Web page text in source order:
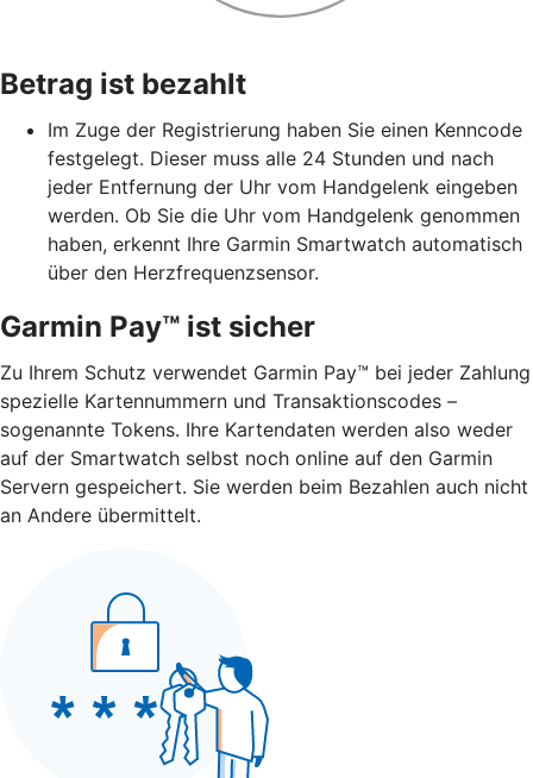
Betrag ist bezahlt
Im Zuge der Registrierung haben Sie einen Kenncode
festgelegt. Dieser muss alle 24 Stunden und nach
jeder Entfernung der Uhr vom Handgelenk eingeben
werden. Ob Sie die Uhr vom Handgelenk genommen
haben, erkennt Ihre Garmin Smartwatch automatisch
über den Herzfrequenzsensor.
Garmin Pay™ ist sicher
Zu Ihrem Schutz verwendet Garmin Pay™ bei jeder Zahlung
spezielle Kartennummern und Transaktionscodes –
sogenannte Tokens. Ihre Kartendaten werden also weder
auf der Smartwatch selbst noch online auf den Garmin
Servern gespeichert. Sie werden beim Bezahlen auch nicht
an Andere übermittelt.